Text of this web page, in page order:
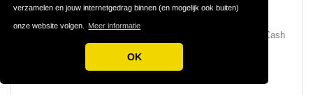
verzamelen en jouw internetgedrag binnen (en mogelijk ook buiten)
onze website volgen. Meer informatie
OK
Stuur me een e-mail als iemand een review schrijft over NuCash
Stuur me een e-mail als iemand reageert op mijn review